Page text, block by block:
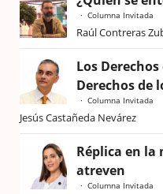
Columna Invitada
Raúl Contreras
Los
Derechos de
Columna Invitada
Jesús Castañeda Nevárez
Réplica en la
atreven
Columna Invitada